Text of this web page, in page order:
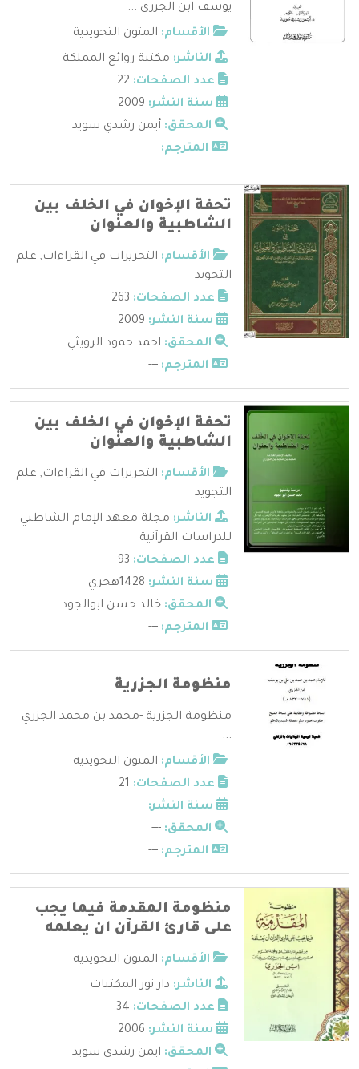
يوسف ابن الجزري ...
الأقسام: المتون التجويدية
الناشر: مكتبة روائع المملكة
عدد الصفحات:
سنة النشر:
المحقق: أيمن رشدي سويد
المترجم: ---
تحفة الإخوان في الخلف بين
الشاطبية والعنوان
الأقسام: التحريرات في القراءات, علم
التجويد
عدد الصفحات:
سنة النشر:
المحقق: احمد حمود الرويثي
المترجم: ---
تحفة الإخوان في الخلف بين
الشاطبية والعنوان
الأقسام: التحريرات في القراءات, علم
التجويد
الناشر: مجلة معهد الإمام الشاطبي
للدراسات القرآنية
عدد الصفحات:
سنة النشر:
المحقق: خالد حسن ابوالجود
المترجم: ---
منظومة الجزرية
منظومة الجزرية -محمد بن محمد الجزري
...
الأقسام: المتون التجويدية
عدد الصفحات:
سنة النشر: ---
المحقق: ---
المترجم: ---
منظومة المقدمة فيما يجب
على قارئ القرآن ان يعلمه
الأقسام: المتون التجويدية
الناشر: دار نور المكتبات
عدد الصفحات:
سنة النشر:
المحقق: ايمن رشدي سويد